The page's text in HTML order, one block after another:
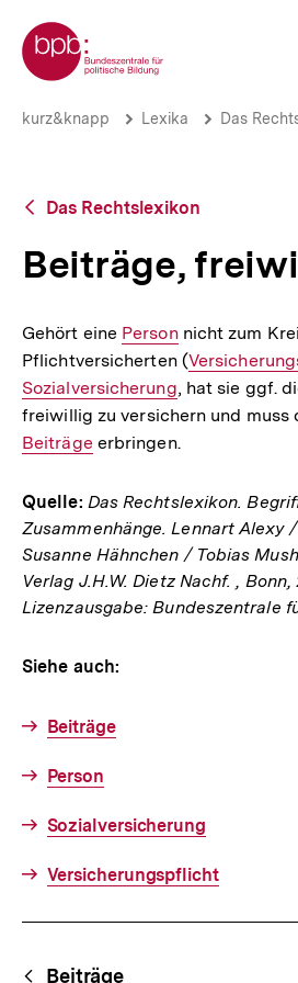
zum
Seiteninhalt
springen
Zur Startseite der bpb
Beiträge,
Brotkrümelnavigation
Pfadnavigation
kurz&knapp Lexika Das
Zurück
Übersicht
Das Rechtslexikon
Beiträge,
Gehört eine Interner
Link:
Personnicht zum
Pflichtversicherten (Interner
Link:
Sozialversicherung, hat sie ggf.
freiwillig zu versichern und muss
Beiträge erbringen.
Quelle: Das Rechtslexikon.
Zusammenhänge. Lennart Alexy
Susanne Hähnchen / Tobias
Verlag J.H.W. Dietz Nachf. ,
Lizenzausgabe: Bundeszentrale
Siehe auch:
Beiträge
Person
Sozialversicherung
Versicherungspflicht
Content-
Beiträge